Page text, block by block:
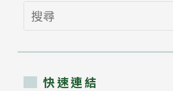
搜
尋
快速連結